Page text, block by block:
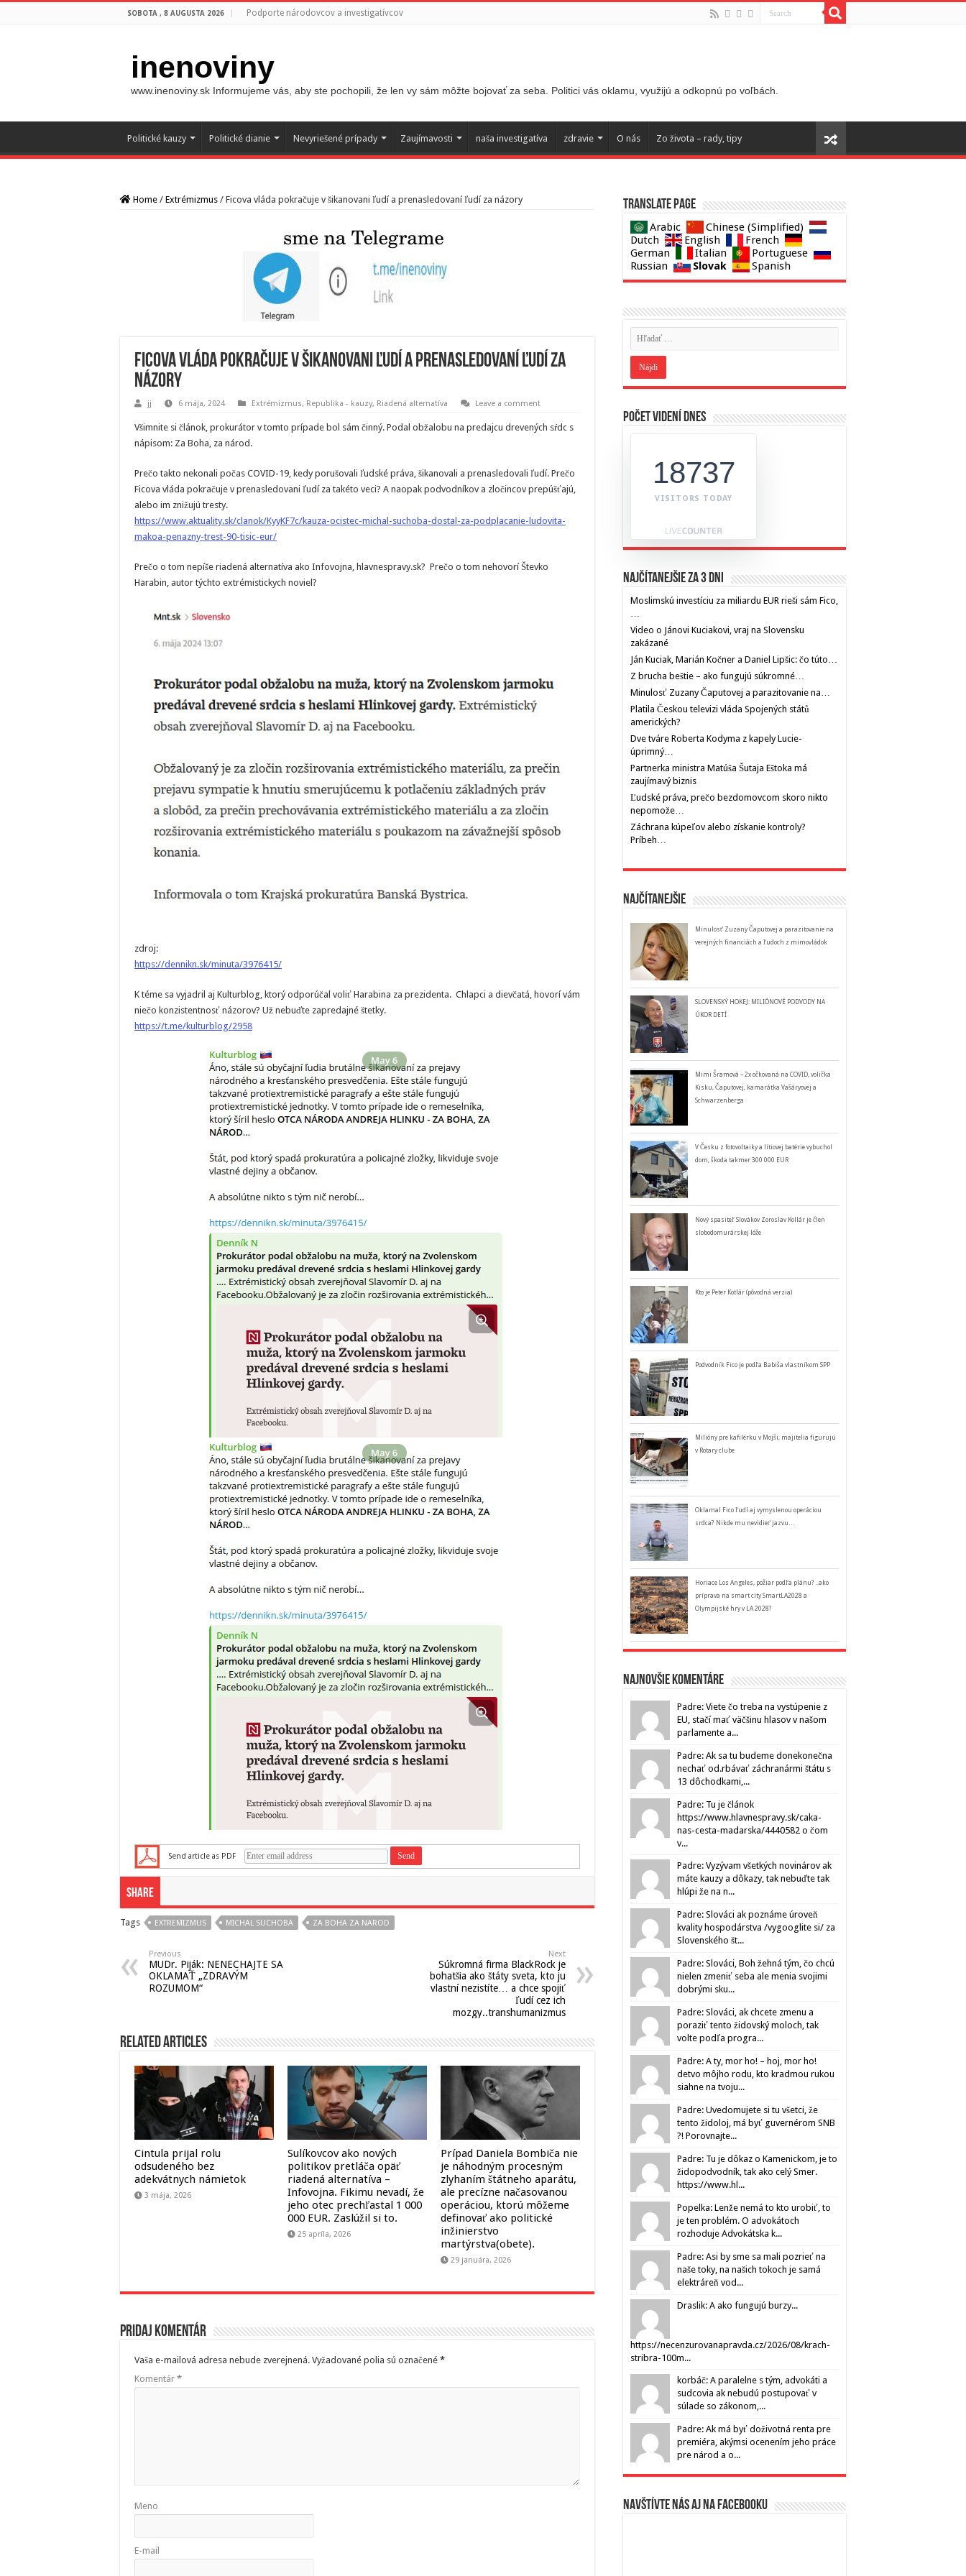
SOBOTA , 8 AUGUSTA 2026 Podporte národovcov a investigatívcov
inenoviny
www.inenoviny.sk Informujeme vás, aby ste pochopili, že len vy sám môžte bojovať za seba. Politici vás oklamu, využijú a odkopnú po voľbách.
Politické kauzy Politické dianie Nevyriešené prípady Zaujímavosti naša investigatíva zdravie O nás Zo života – rady, tipy
Home / Extrémizmus / Ficova vláda pokračuje v šikanovani ľudí a prenasledovaní ľudí za názory
Ficova vláda pokračuje v šikanovani ľudí a prenasledovaní ľudí za
názory
jj 6 mája, 2024 Extrémizmus, Republika - kauzy, Riadená alternatíva Leave a comment
Všimnite si článok, prokurátor v tomto prípade bol sám činný. Podal obžalobu na predajcu drevených sŕdc s
nápisom: Za Boha, za národ.
Prečo takto nekonali počas COVID-19, kedy porušovali ľudské práva, šikanovali a prenasledovali ľudí. Prečo
Ficova vláda pokračuje v prenasledovani ľudí za takéto veci? A naopak podvodníkov a zločincov prepúšťajú,
alebo im znižujú tresty.
https://www.aktuality.sk/clanok/KyyKF7c/kauza-ocistec-michal-suchoba-dostal-za-podplacanie-ludovita-
makoa-penazny-trest-90-tisic-eur/
Prečo o tom nepíše riadená alternatíva ako Infovojna, hlavnespravy.sk? Prečo o tom nehovorí Števko
Harabin, autor týchto extrémistickych noviel?
zdroj:
https://dennikn.sk/minuta/3976415/
K téme sa vyjadril aj Kulturblog, ktorý odporúčal voliť Harabina za prezidenta. Chlapci a dievčatá, hovorí vám
niečo konzistentnosť názorov? Už nebuďte zapredajné štetky.
https://t.me/kulturblog/2958
Send article as PDF
Share
Tags EXTREMIZMUS MICHAL SUCHOBA ZA BOHA ZA NAROD
Previous
MUDr. Piják: NENECHAJTE SA
OKLAMAŤ „ZDRAVÝM
ROZUMOM“
Next
Súkromná firma BlackRock je
bohatšia ako štáty sveta, kto ju
vlastní nezistíte… a chce spojiť
ľudí cez ich
mozgy..transhumanizmus
Related Articles
Cintula prijal rolu
odsudeného bez
adekvátnych námietok
3 mája, 2026
Sulíkovcov ako nových
politikov pretláča opäť
riadená alternatíva –
Infovojna. Fikimu nevadí, že
jeho otec prechľastal 1 000
000 EUR. Zaslúžil si to.
25 apríla, 2026
Prípad Daniela Bombiča nie
je náhodným procesným
zlyhaním štátneho aparátu,
ale precízne načasovanou
operáciou, ktorú môžeme
definovať ako politické
inžinierstvo
martýrstva(obete).
29 januára, 2026
Pridaj komentár
Vaša e-mailová adresa nebude zverejnená. Vyžadované polia sú označené *
Komentár *
Meno
E-mail
Translate page
Arabic
Chinese (Simplified)
Dutch
English
French
German
Italian
Portuguese
Russian
Slovak Spanish
Počet videní dnes
18737
VISITORS TODAY
Najčítanejšie za 3 dni
Moslimskú investíciu za miliardu EUR rieši sám Fico,
…
Video o Jánovi Kuciakovi, vraj na Slovensku
zakázané
Ján Kuciak, Marián Kočner a Daniel Lipšic: čo túto…
Z brucha beštie – ako fungujú súkromné…
Minulosť Zuzany Čaputovej a parazitovanie na…
Platila Českou televizi vláda Spojených států
amerických?
Dve tváre Roberta Kodyma z kapely Lucie-
úprimný…
Partnerka ministra Matúša Šutaja Eštoka má
zaujímavý biznis
Ľudské práva, prečo bezdomovcom skoro nikto
nepomože…
Záchrana kúpeľov alebo získanie kontroly?
Príbeh…
Najčítanejšie
Minulosť Zuzany Čaputovej a parazitovanie na
verejných financiách a ľudoch z mimovládok
SLOVENSKÝ HOKEJ: MILIÓNOVÉ PODVODY NA
ÚKOR DETÍ
Mimi Šramová – 2x očkovaná na COVID, volička
Kisku, Čaputovej, kamarátka Vašáryovej a
Schwarzenberga
V Česku z fotovoltaiky a lítiovej batérie vybuchol
dom, škoda takmer 300 000 EUR
Nový spasiteľ Slovákov Zoroslav Kollár je člen
slobodomurárskej lóže
Kto je Peter Kotlár (pôvodná verzia)
Podvodník Fico je podľa Babiša vlastníkom SPP
Milióny pre kafilérku v Mojši, majitelia figurujú
v Rotary clube
Oklamal Fico ľudí aj vymyslenou operáciou
srdca? Nikde mu nevidieť jazvu…
Horiace Los Angeles, požiar podľa plánu? ..ako
príprava na smart city SmartLA2028 a
Olympijské hry v LA 2028?
Najnovšie komentáre
Padre: Viete čo treba na vystúpenie z
EU, stačí mať väčšinu hlasov v našom
parlamente a...
Padre: Ak sa tu budeme donekonečna
nechať od.rbávať záchranármi štátu s
13 dôchodkami,...
Padre: Tu je článok
https://www.hlavnespravy.sk/caka-
nas-cesta-madarska/4440582 o čom
v...
Padre: Vyzývam všetkých novinárov ak
máte kauzy a dôkazy, tak nebuďte tak
hlúpi že na n...
Padre: Slováci ak poznáme úroveň
kvality hospodárstva /vygooglite si/ za
Slovenského št...
Padre: Slováci, Boh žehná tým, čo chcú
nielen zmeniť seba ale menia svojimi
dobrými sku...
Padre: Slováci, ak chcete zmenu a
poraziť tento židovský moloch, tak
volte podľa progra...
Padre: A ty, mor ho! – hoj, mor ho!
detvo môjho rodu, kto kradmou rukou
siahne na tvoju...
Padre: Uvedomujete si tu všetci, že
tento židoloj, má byť guvernérom SNB
?! Porovnajte...
Padre: Tu je dôkaz o Kamenickom, je to
židopodvodník, tak ako celý Smer.
https://www.hl...
Popelka: Lenže nemá to kto urobiť, to
je ten problém. O advokátoch
rozhoduje Advokátska k...
Padre: Asi by sme sa mali pozrieť na
naše toky, na našich tokoch je samá
elektráreň vod...
Draslik: A ako fungujú burzy...
https://necenzurovanapravda.cz/2026/08/krach-
stribra-100m...
korbáč: A paralelne s tým, advokáti a
sudcovia ak nebudú postupovať v
súlade so zákonom,...
Padre: Ak má byť doživotná renta pre
premiéra, akýmsi ocenením jeho práce
pre národ a o...
Navštívte nás aj na Facebooku